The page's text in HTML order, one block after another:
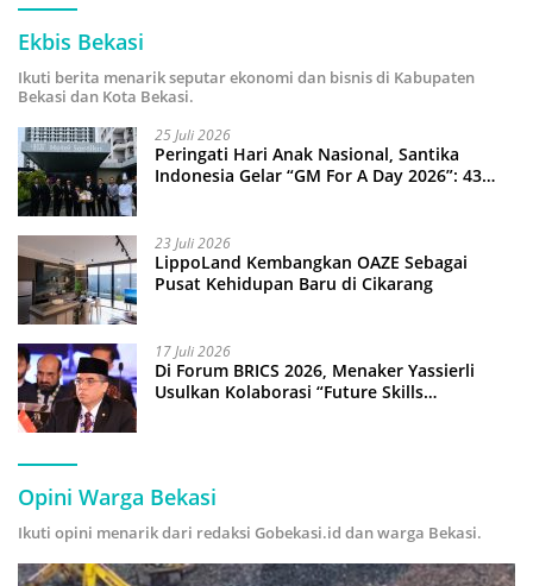
Ekbis Bekasi
Ikuti berita menarik seputar ekonomi dan bisnis di Kabupaten
Bekasi dan Kota Bekasi.
25 Juli 2026
Peringati Hari Anak Nasional, Santika
Indonesia Gelar “GM For A Day 2026”: 43
23 Juli 2026
LippoLand Kembangkan OAZE Sebagai
Pusat Kehidupan Baru di Cikarang
17 Juli 2026
Di Forum BRICS 2026, Menaker Yassierli
Usulkan Kolaborasi “Future Skills
Opini Warga Bekasi
Ikuti opini menarik dari redaksi Gobekasi.id dan warga Bekasi.